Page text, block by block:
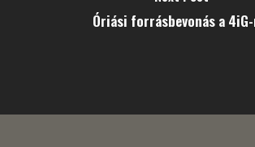
Óriási forrásbevonás a